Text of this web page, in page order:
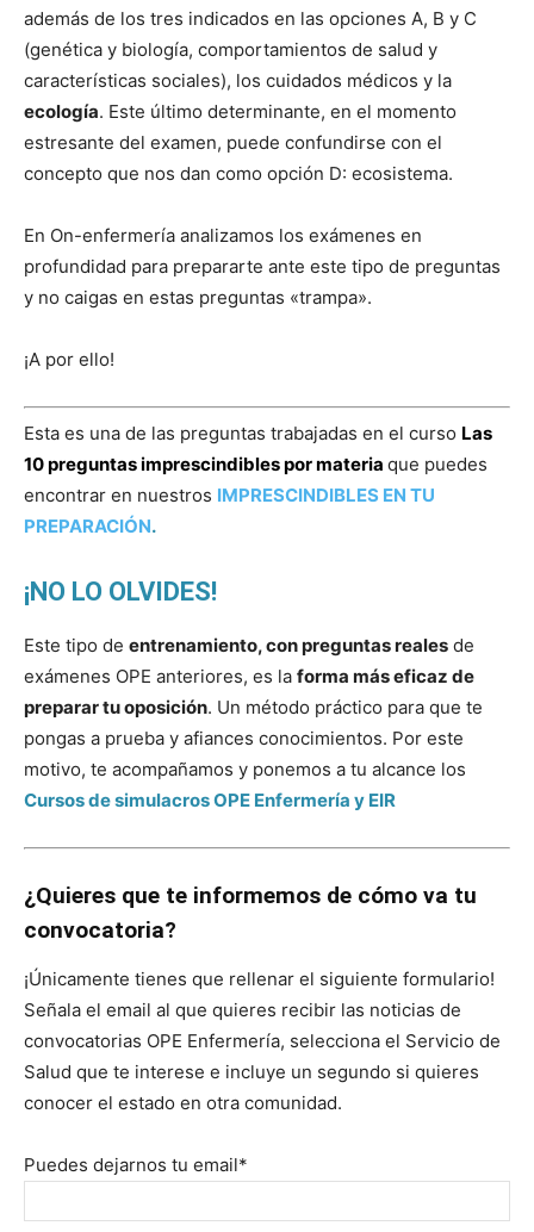
además de los tres indicados en las opciones A, B y C
(genética y biología, comportamientos de salud y
características sociales), los cuidados médicos y la
ecología. Este último determinante, en el momento
estresante del examen, puede confundirse con el
concepto que nos dan como opción D: ecosistema.
En On-enfermería analizamos los exámenes en
profundidad para prepararte ante este tipo de preguntas
y no caigas en estas preguntas «trampa».
¡A por ello!
Esta es una de las preguntas trabajadas en el curso Las
10 preguntas imprescindibles por materia que puedes
encontrar en nuestros IMPRESCINDIBLES EN TU
PREPARACIÓN.
¡NO LO OLVIDES!
Este tipo de entrenamiento, con preguntas reales de
exámenes OPE anteriores, es la forma más eficaz de
preparar tu oposición. Un método práctico para que te
pongas a prueba y afiances conocimientos. Por este
motivo, te acompañamos y ponemos a tu alcance los
Cursos de simulacros OPE Enfermería y EIR
¿Quieres que te informemos de cómo va tu
convocatoria?
¡Únicamente tienes que rellenar el siguiente formulario!
Señala el email al que quieres recibir las noticias de
convocatorias OPE Enfermería, selecciona el Servicio de
Salud que te interese e incluye un segundo si quieres
conocer el estado en otra comunidad.
Puedes dejarnos tu email*